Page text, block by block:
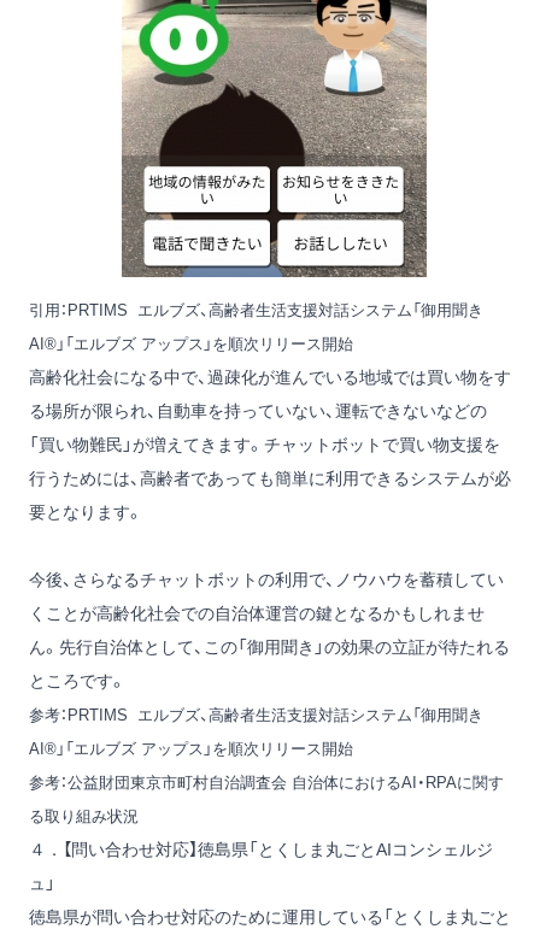
引用： PRTIMS エルブズ、高齢者生活支援対話システム「御用聞き
AI®」「エルブズ アップス」を順次リリース開始
高齢化社会になる中で、過疎化が進んでいる地域では買い物をす
る場所が限られ、自動車を持っていない、運転できないなどの
「買い物難民」が増えてきます。チャットボットで買い物支援を
行うためには、高齢者であっても簡単に利用できるシステムが必
要となります。
今後、さらなるチャットボットの利用で、ノウハウを蓄積してい
くことが高齢化社会での自治体運営の鍵となるかもしれませ
ん。先行自治体として、この「御用聞き」の効果の立証が待たれる
ところです。
参考： PRTIMS エルブズ、高齢者生活支援対話システム「御用聞き
AI®」「エルブズ アップス」を順次リリース開始
参考：公益財団東京市町村自治調査会 自治体におけるAI・RPAに関す
る取り組み状況
４．【問い合わせ対応】徳島県「とくしま丸ごとAIコンシェルジ
ュ」
徳島県が問い合わせ対応のために運用している「とくしま丸ごと